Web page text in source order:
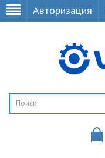
Авторизация